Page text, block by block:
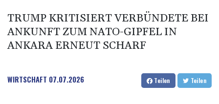
TRUMP KRITISIERT VERBÜNDETE BEI
ANKUNFT ZUM NATO-GIPFEL IN
ANKARA ERNEUT SCHARF
WIRTSCHAFT 07.07.2026 Teilen Teilen